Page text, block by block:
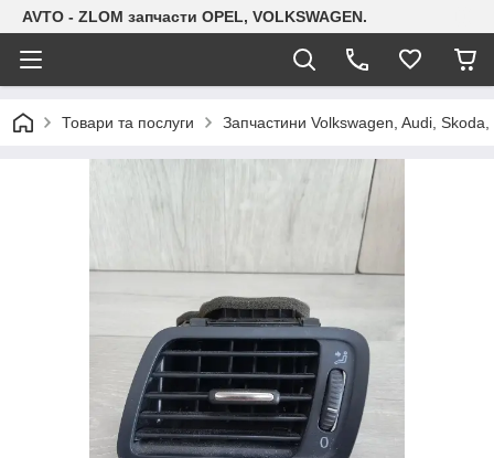
AVTO - ZLOM запчасти OPEL, VOLKSWAGEN.
Товари та послуги Запчастини Volkswagen, Audi, Skoda,